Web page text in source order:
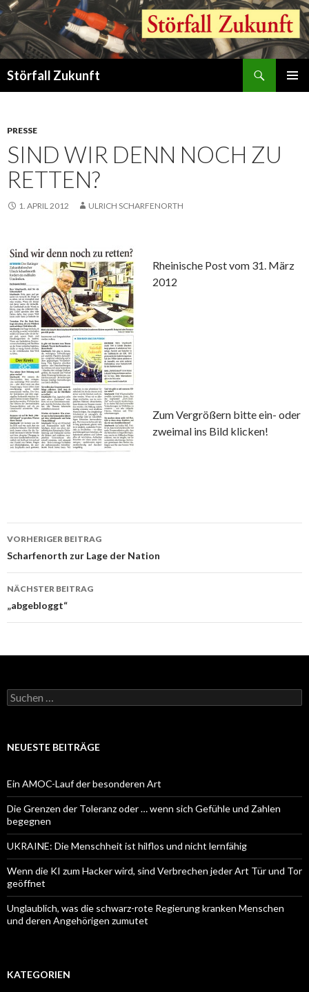
Störfall Zukunft
PRESSE
SIND WIR DENN NOCH ZU
RETTEN?
1. APRIL 2012 ULRICH SCHARFENORTH
Rheinische Post vom 31. März
2012
Zum Vergrößern bitte ein- oder
zweimal ins Bild klicken!
Beitrags-
Navigation
VORHERIGER BEITRAG
Scharfenorth zur Lage der Nation
NÄCHSTER BEITRAG
„abgebloggt“
Suchen
nach:
NEUESTE BEITRÄGE
Ein AMOC-Lauf der besonderen Art
Die Grenzen der Toleranz oder … wenn sich Gefühle und Zahlen
begegnen
UKRAINE: Die Menschheit ist hilflos und nicht lernfähig
Wenn die KI zum Hacker wird, sind Verbrechen jeder Art Tür und Tor
geöffnet
Unglaublich, was die schwarz-rote Regierung kranken Menschen
und deren Angehörigen zumutet
KATEGORIEN